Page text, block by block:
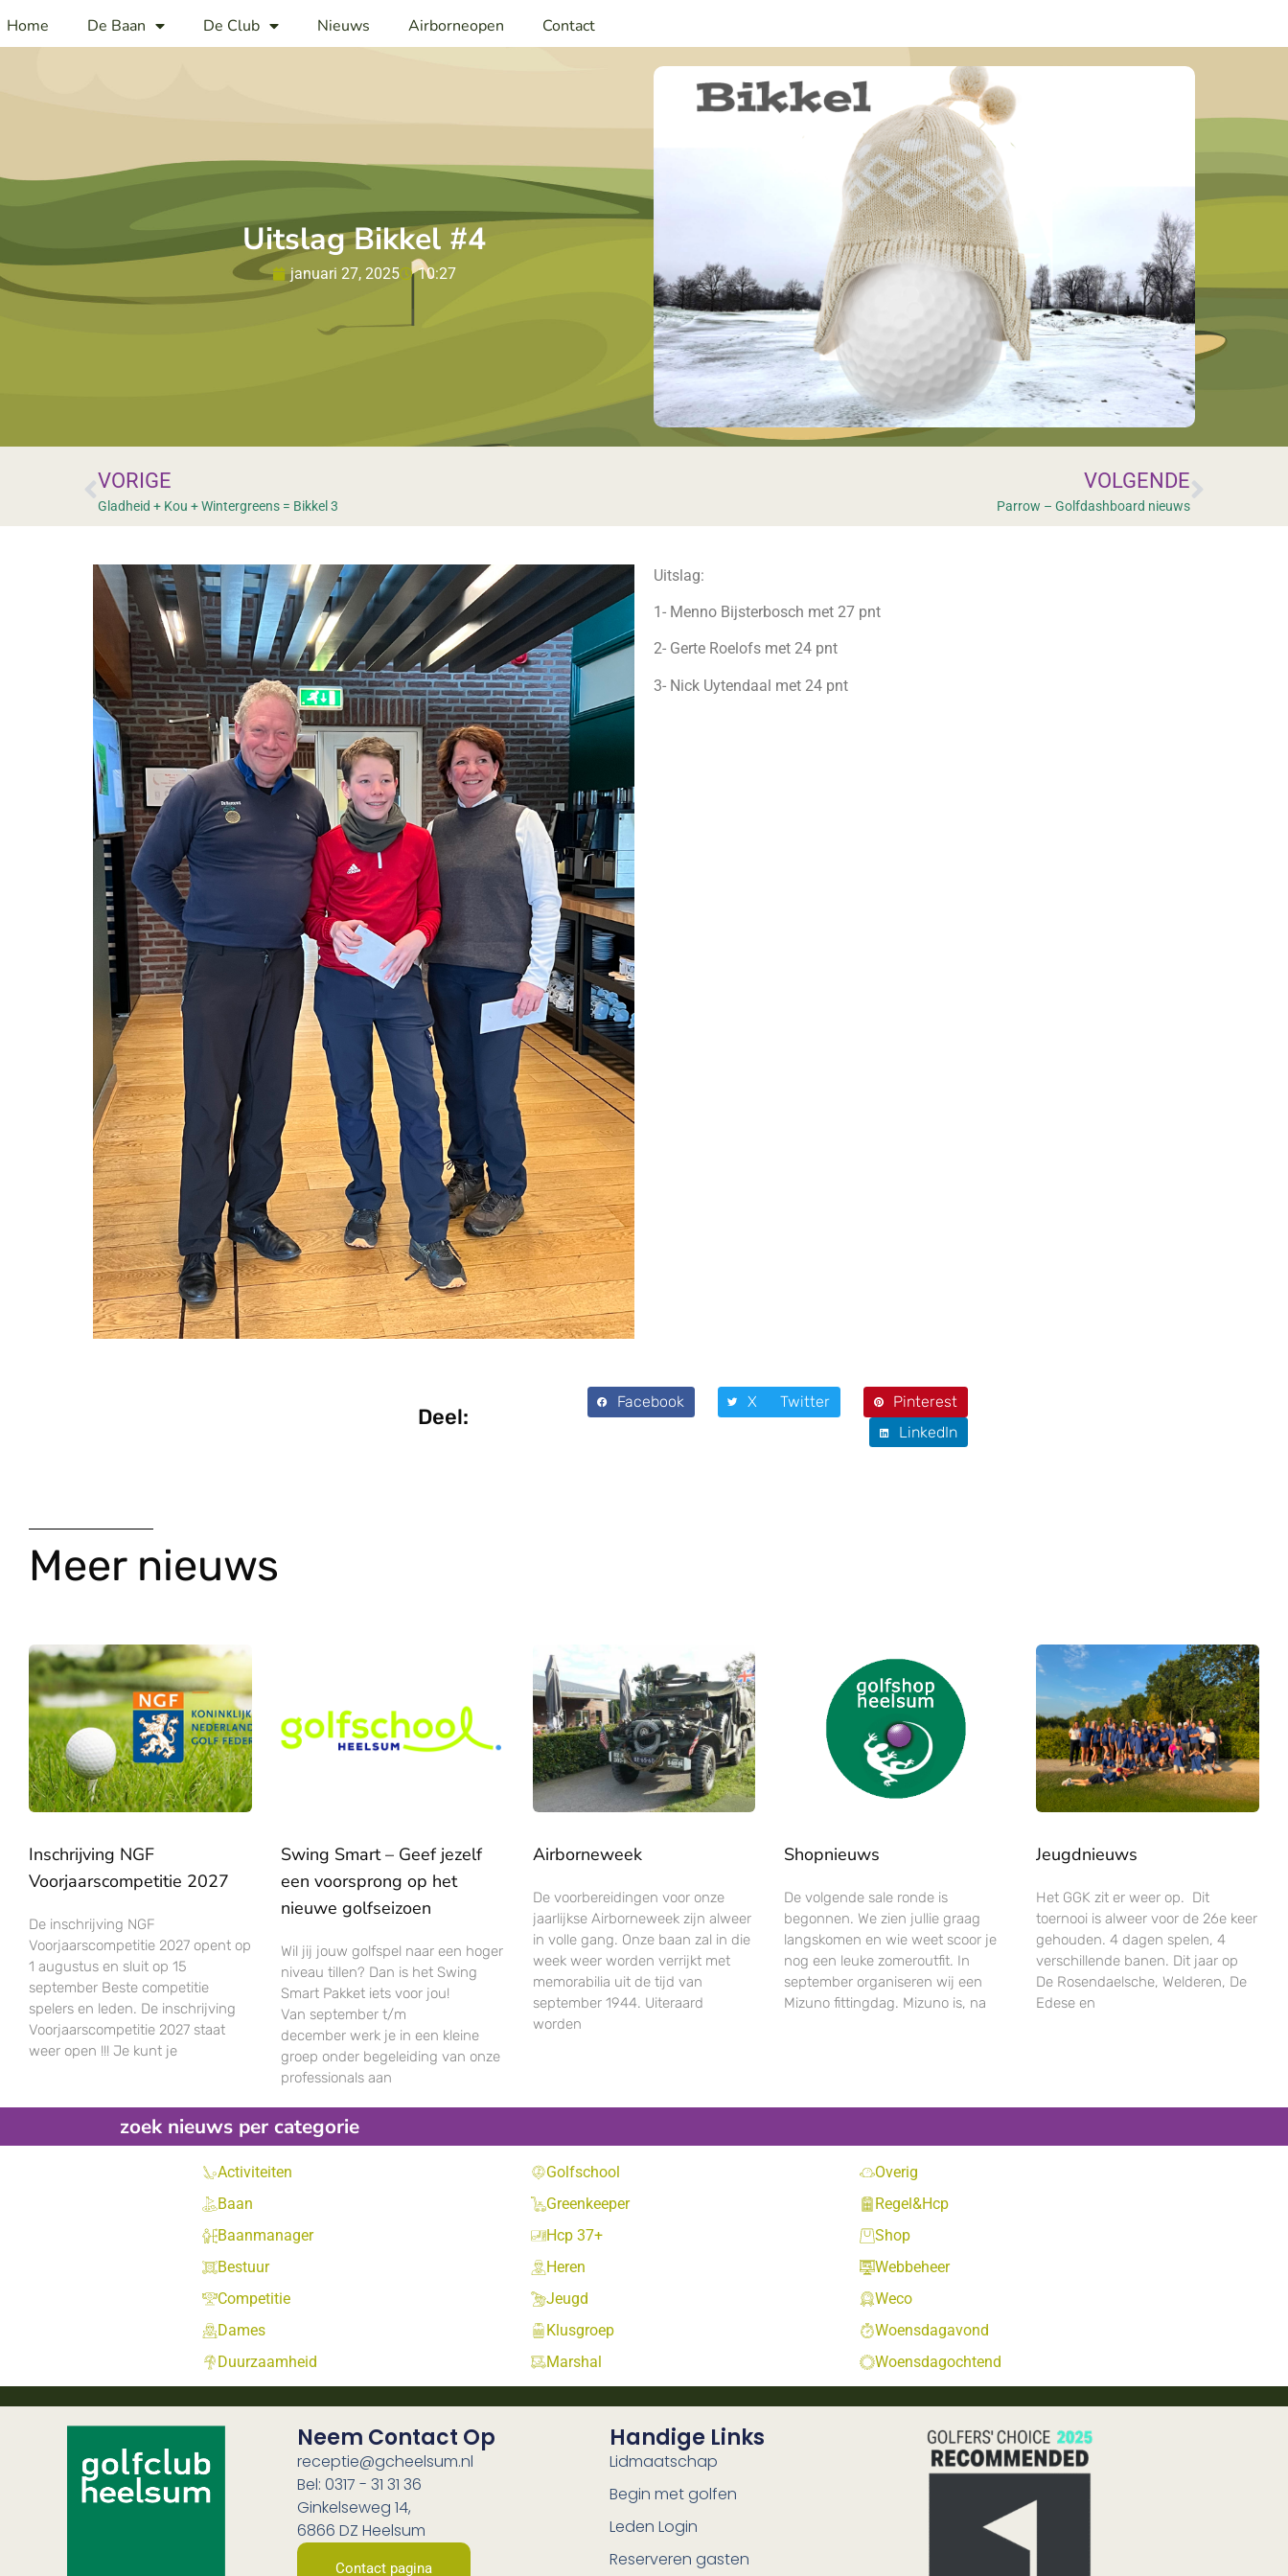
Home De Baan De Club Nieuws Airborneopen Contact
Uitslag Bikkel #4
januari 27, 2025 10:27
VORIGE
Gladheid + Kou + Wintergreens = Bikkel 3
VOLGENDE
Parrow – Golfdashboard nieuws
Uitslag:
1- Menno Bijsterbosch met 27 pnt
2- Gerte Roelofs met 24 pnt
3- Nick Uytendaal met 24 pnt
Deel:
Facebook X Twitter
Pinterest
LinkedIn
Meer nieuws
Inschrijving NGF
Voorjaarscompetitie 2027
De inschrijving NGF
Voorjaarscompetitie 2027 opent op
1 augustus en sluit op 15
september Beste competitie
spelers en leden. De inschrijving
Voorjaarscompetitie 2027 staat
weer open !!! Je kunt je
Swing Smart – Geef jezelf
een voorsprong op het
nieuwe golfseizoen
Wil jij jouw golfspel naar een hoger
niveau tillen? Dan is het Swing
Smart Pakket iets voor jou!
Van september t/m
december werk je in een kleine
groep onder begeleiding van onze
professionals aan
Airborneweek
De voorbereidingen voor onze
jaarlijkse Airborneweek zijn alweer
in volle gang. Onze baan zal in die
week weer worden verrijkt met
memorabilia uit de tijd van
september 1944. Uiteraard
worden
Shopnieuws
De volgende sale ronde is
begonnen. We zien jullie graag
langskomen en wie weet scoor je
nog een leuke zomeroutfit. In
september organiseren wij een
Mizuno fittingdag. Mizuno is, na
Jeugdnieuws
Het GGK zit er weer op. Dit
toernooi is alweer voor de 26e keer
gehouden. 4 dagen spelen, 4
verschillende banen. Dit jaar op
De Rosendaelsche, Welderen, De
Edese en
zoek nieuws per categorie
Activiteiten
Baan
Baanmanager
Bestuur
Competitie
Dames
Duurzaamheid
Golfschool
Greenkeeper
Hcp 37+
Heren
Jeugd
Klusgroep
Marshal
Overig
Regel&Hcp
Shop
Webbeheer
Weco
Woensdagavond
Woensdagochtend
Neem Contact Op
receptie@gcheelsum.nl
Bel: 0317 - 31 31 36
Ginkelseweg 14,
6866 DZ Heelsum
Contact pagina
Handige Links
Lidmaatschap
Begin met golfen
Leden Login
Reserveren gasten